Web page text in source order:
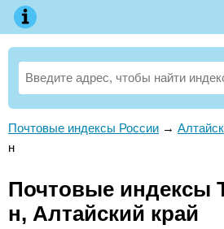
Почтовые индексы России →
н
Почтовые индексы
н, Алтайский край